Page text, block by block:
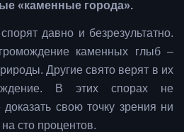
«каменные города».
давно и безрезультатно.
каменных глыб –
Другие свято верят в их
В этих спорах не
свою точку зрения ни
сто процентов.